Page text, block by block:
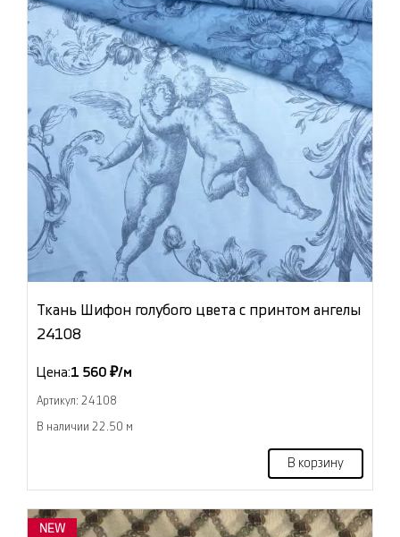
Ткань Шифон голубого цвета с принтом ангелы
24108
Цена:1 560 ₽/м
Артикул: 24108
В наличии 22.50 м
В корзину
NEW